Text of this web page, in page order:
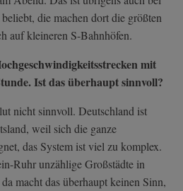
die machen dort die größten
auf kleineren S-Bahnhöfen.
mit
Ist das überhaupt sinnvoll?
nicht sinnvoll. Deutschland ist
weil sich die ganze
das System ist viel zu komplex.
Ruhr unzählige Großstädte in
macht das überhaupt keinen Sinn,